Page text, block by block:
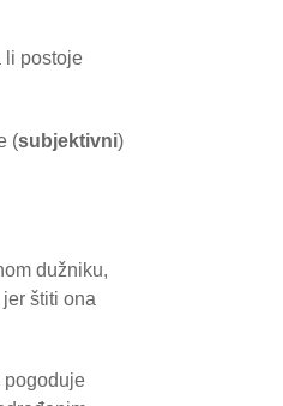
li postoje
(subjektivni)
dužniku,
štiti ona
pogoduje